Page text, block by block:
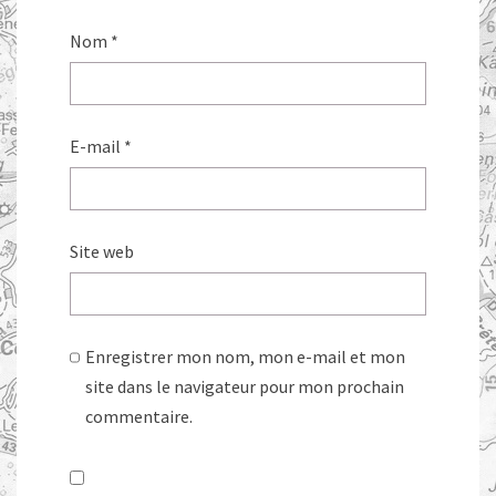
Nom *
E-mail *
Site web
Enregistrer mon nom, mon e-mail et mon
site dans le navigateur pour mon prochain
commentaire.